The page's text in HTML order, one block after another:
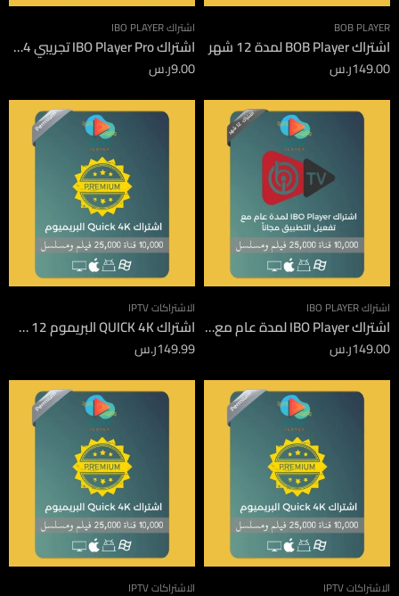
BOB PLAYER
اشتراك BOB Player لمدة 12 شهر
149.00ر.س
اشتراك IBO PLAYER
اشتراك IBO Player Pro تجريبي 24 ساعة
9.00ر.س
اشتراك IBO PLAYER
اشتراك IBO Player لمدة عام مع تفعيل التطبيق مجاناً
149.00ر.س
الاشتراكات IPTV
اشتراك QUICK 4K البريموم 12 شهر
149.99ر.س
الاشتراكات IPTV الاشتراكات IPTV